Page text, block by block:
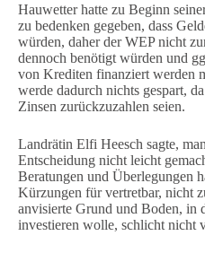
Hauwetter hatte zu Beginn
zu bedenken gegeben, dass
würden, daher der WEP nicht
dennoch benötigt würden und
von Krediten finanziert werden
werde dadurch nichts gespart,
Zinsen zurückzuzahlen seien.
Landrätin Elfi Heesch sagte,
Entscheidung nicht leicht
Beratungen und Überlegungen
Kürzungen für vertretbar, nicht
anvisierte Grund und Boden, in
investieren wolle, schlicht nicht